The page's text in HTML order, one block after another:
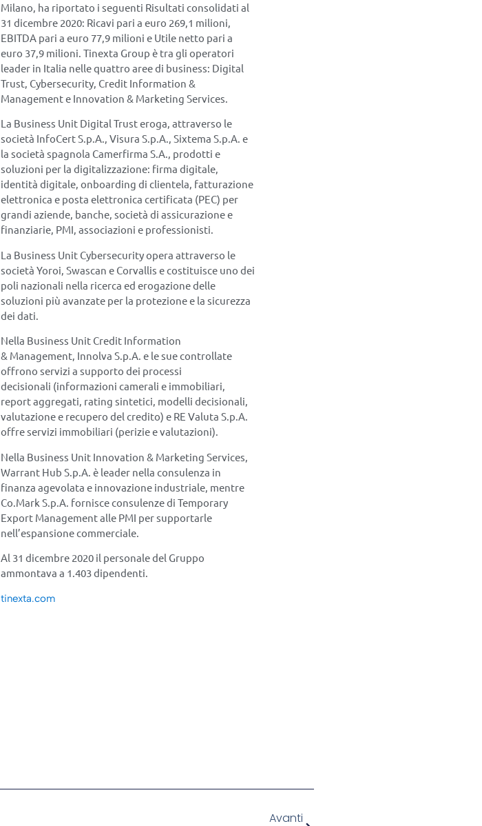
Milano, ha riportato i seguenti Risultati consolidati al
31 dicembre 2020: Ricavi pari a euro 269,1 milioni,
EBITDA pari a euro 77,9 milioni e Utile netto pari a
euro 37,9 milioni. Tinexta Group è tra gli operatori
leader in Italia nelle quattro aree di business: Digital
Trust, Cybersecurity, Credit Information &
Management e Innovation & Marketing Services.
La Business Unit Digital Trust eroga, attraverso le
società InfoCert S.p.A., Visura S.p.A., Sixtema S.p.A. e
la società spagnola Camerfirma S.A., prodotti e
soluzioni per la digitalizzazione: firma digitale,
identità digitale, onboarding di clientela, fatturazione
elettronica e posta elettronica certificata (PEC) per
grandi aziende, banche, società di assicurazione e
finanziarie, PMI, associazioni e professionisti.
La Business Unit Cybersecurity opera attraverso le
società Yoroi, Swascan e Corvallis e costituisce uno dei
poli nazionali nella ricerca ed erogazione delle
soluzioni più avanzate per la protezione e la sicurezza
dei dati.
Nella Business Unit Credit Information
& Management, Innolva S.p.A. e le sue controllate
offrono servizi a supporto dei processi
decisionali (informazioni camerali e immobiliari,
report aggregati, rating sintetici, modelli decisionali,
valutazione e recupero del credito) e RE Valuta S.p.A.
offre servizi immobiliari (perizie e valutazioni).
Nella Business Unit Innovation & Marketing Services,
Warrant Hub S.p.A. è leader nella consulenza in
finanza agevolata e innovazione industriale, mentre
Co.Mark S.p.A. fornisce consulenze di Temporary
Export Management alle PMI per supportarle
nell’espansione commerciale.
Al 31 dicembre 2020 il personale del Gruppo
ammontava a 1.403 dipendenti.
tinexta.com
Avanti